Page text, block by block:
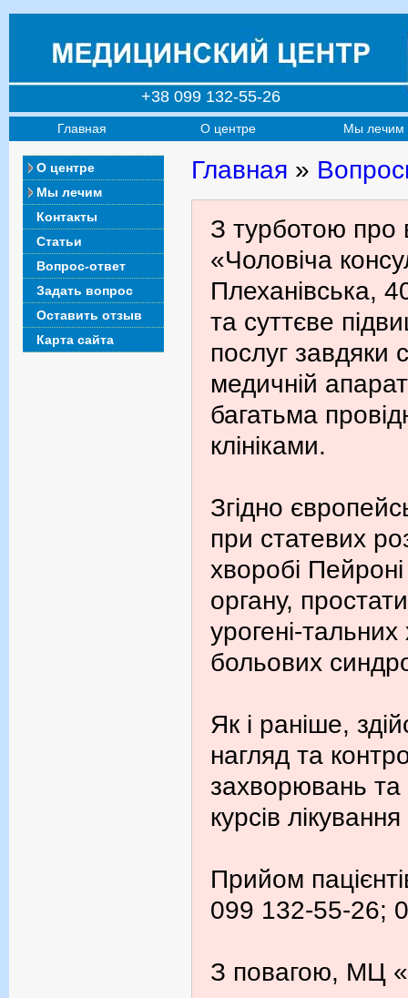
+38 099 132-55-26
Главная О центре Мы лечим
О центре
Мы лечим
Контакты
Статьи
Вопрос-ответ
Задать вопрос
Оставить отзыв
Карта сайта
Главная »
З турботою про
«Чоловіча
Плеханівська,
та суттєве
послуг завдяки
медичній
багатьма
клініками.
Згідно
при статевих
хворобі
органу,
урогені-
больових
Як і раніше,
нагляд та
захворювань
курсів лікування
Прийом
099 132-55-26;
З повагою, МЦ